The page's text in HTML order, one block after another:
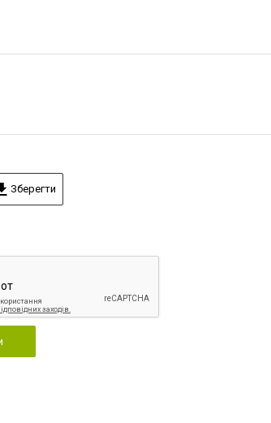
Зберегти